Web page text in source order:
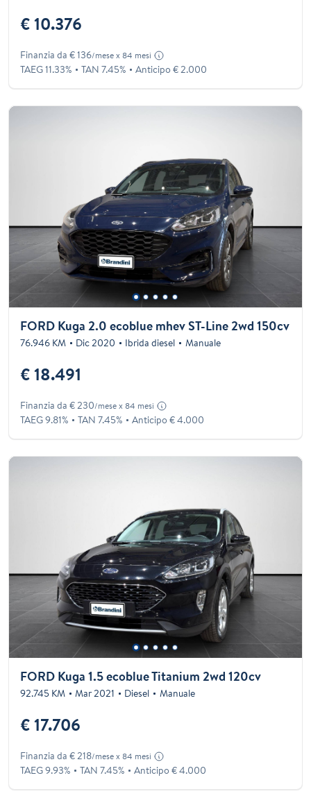
€ 10.376
Finanzia da € 136/mese x 84 mesi
TAEG 11.33% TAN 7.45% Anticipo € 2.000
FORD Kuga 2.0 ecoblue mhev ST-Line 2wd 150cv
76.946 KM Dic 2020 Ibrida diesel Manuale
€ 18.491
Finanzia da € 230/mese x 84 mesi
TAEG 9.81% TAN 7.45% Anticipo € 4.000
FORD Kuga 1.5 ecoblue Titanium 2wd 120cv
92.745 KM Mar 2021 Diesel Manuale
€ 17.706
Finanzia da € 218/mese x 84 mesi
TAEG 9.93% TAN 7.45% Anticipo € 4.000